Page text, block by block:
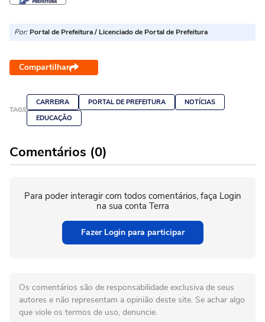
Por: Portal de Prefeitura / Licenciado de Portal de Prefeitura
Compartilhar
TAGS
CARREIRA PORTAL DE PREFEITURA
NOTÍCIAS
EDUCAÇÃO
Comentários (0)
Para poder interagir com todos comentários, faça Login
na sua conta Terra
Fazer Login para participar
Os comentários são de responsabilidade exclusiva de seus
autores e não representam a opinião deste site. Se achar algo
que viole os termos de uso, denuncie.